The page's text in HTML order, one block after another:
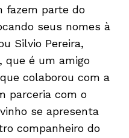
fazem parte do
seus nomes à
Silvio Pereira,
que é um amigo
colaborou com a
parceria com o
se apresenta
companheiro do